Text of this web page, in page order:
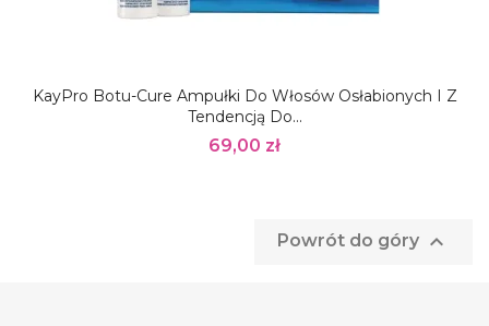
KayPro Botu-Cure Ampułki Do Włosów Osłabionych I Z
Tendencją Do...
69,00 zł
Powrót do góry 